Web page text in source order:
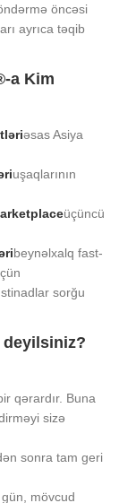
öncəsi
ayrıca təqib
a Kim
əsas Asiya
uşaqlarının
üçüncü
beynəlxalq fast-
sorğu
deyilsiniz?
qərardır. Buna
sizə
sonra tam geri
mövcud